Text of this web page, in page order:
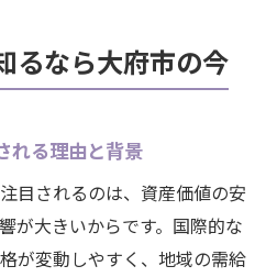
場を見極める視点と心構え
価値測定の基本を知ろう
値を高めるための準備
クと価値判断のコツを伝授
くための相場情報の見方
るなら大府市の今
れる理由と背景
目されるのは、資産価値の安
が大きいからです。国際的な
が変動しやすく、地域の需給